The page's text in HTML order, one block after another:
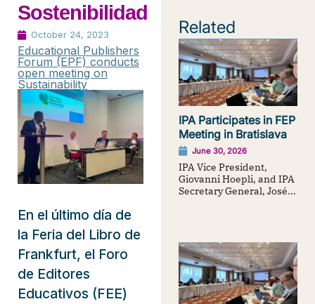
Sostenibilidad
October 24, 2023
Educational Publishers
Forum (EPF) conducts
open meeting on
Sustainability
En el último día de
la Feria del Libro de
Frankfurt, el Foro
de Editores
Educativos (FEE)
Related
IPA Participates in FEP
Meeting in Bratislava
June 30, 2026
IPA Vice President,
Giovanni Hoepli, and IPA
Secretary General, José...